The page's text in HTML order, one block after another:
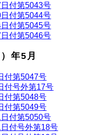
付第5043号
付第5044号
付第5045号
付第5046号
年5月
付第5047号
付号外第17号
付第5048号
付第5049号
付第5050号
付号外第18号